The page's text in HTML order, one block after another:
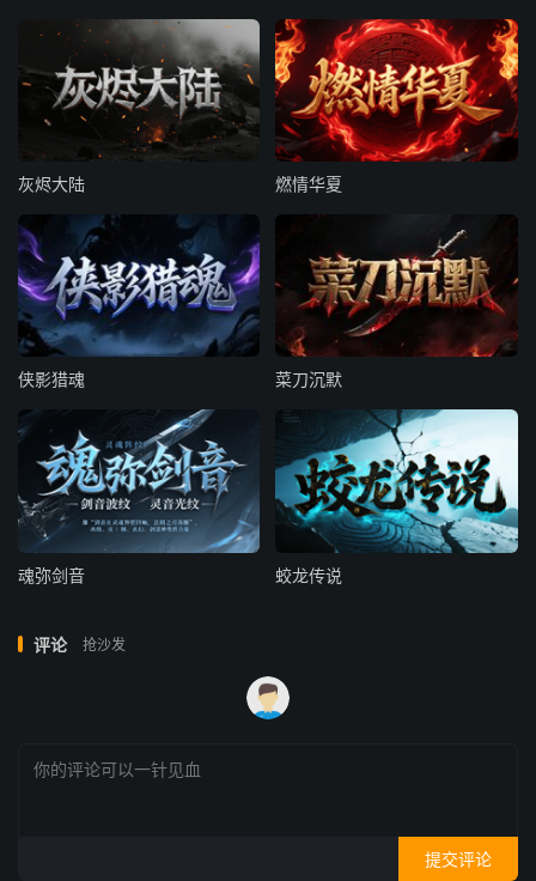
灰烬大陆 燃情华夏
侠影猎魂 菜刀沉默
魂弥剑音 蛟龙传说
评论 抢沙发
提交评论